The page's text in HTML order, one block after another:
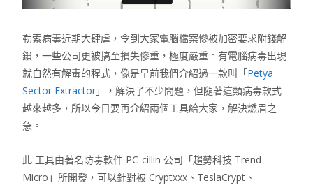
勒索病毒近期大肆虐，令到大家電腦檔案慘被加密要求附錢解
鎖，一些公司更被搞至損失慘重，極度嚴重。有電腦病毒出現
就自然有解毒的程式，像是早前我們介紹過一款叫「Petya
Sector Extractor 」，解決了不少問題，但隨著這類病毒款式
越來越多，所以今日要再介紹兩個工具給大家，解決燃眉之
急。
此 工具由著名防毒軟件 PC-cillin 公司「趨勢科技 Trend
Micro」所開發，可以針對被 Cryptxxx、TeslaCrypt、